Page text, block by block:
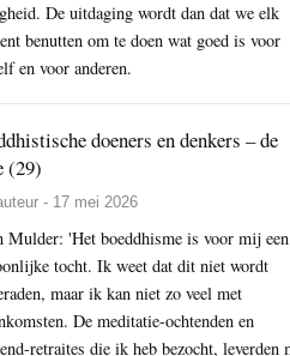
De uitdaging wordt dan dat we elk
benutten om te doen wat goed is voor
en voor anderen.
doeners en denkers – de
(29)
- 17 mei 2026
Mulder: 'Het boeddhisme is voor mij een
tocht. Ik weet dat dit niet wordt
maar ik kan niet zo veel met
De meditatie-ochtenden en
retraites die ik heb bezocht, leverden